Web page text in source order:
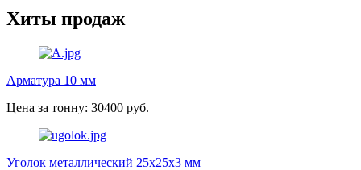
Хиты продаж
Арматура 10 мм
Цена за тонну: 30400 руб.
Уголок металлический 25х25х3 мм